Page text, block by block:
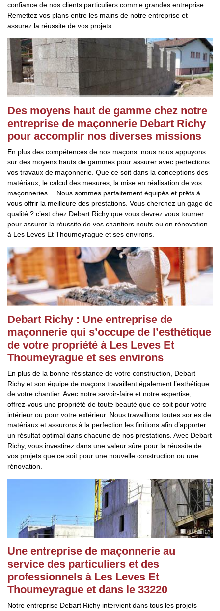
confiance de nos clients particuliers comme grandes entreprise.
Remettez vos plans entre les mains de notre entreprise et
assurez la réussite de vos projets.
Des moyens haut de gamme chez notre
entreprise de maçonnerie Debart Richy
pour accomplir nos diverses missions
En plus des compétences de nos maçons, nous nous appuyons
sur des moyens hauts de gammes pour assurer avec perfections
vos travaux de maçonnerie. Que ce soit dans la conceptions des
matériaux, le calcul des mesures, la mise en réalisation de vos
maçonneries… Nous sommes parfaitement équipés et prêts à
vous offrir la meilleure des prestations. Vous cherchez un gage de
qualité ? c’est chez Debart Richy que vous devrez vous tourner
pour assurer la réussite de vos chantiers neufs ou en rénovation
à Les Leves Et Thoumeyrague et ses environs.
Debart Richy : Une entreprise de
maçonnerie qui s’occupe de l’esthétique
de votre propriété à Les Leves Et
Thoumeyrague et ses environs
En plus de la bonne résistance de votre construction, Debart
Richy et son équipe de maçons travaillent également l’esthétique
de votre chantier. Avec notre savoir-faire et notre expertise,
offrez-vous une propriété de toute beauté que ce soit pour votre
intérieur ou pour votre extérieur. Nous travaillons toutes sortes de
matériaux et assurons à la perfection les finitions afin d’apporter
un résultat optimal dans chacune de nos prestations. Avec Debart
Richy, vous investirez dans une valeur sûre pour la réussite de
vos projets que ce soit pour une nouvelle construction ou une
rénovation.
Une entreprise de maçonnerie au
service des particuliers et des
professionnels à Les Leves Et
Thoumeyrague et dans le 33220
Notre entreprise Debart Richy intervient dans tous les projets